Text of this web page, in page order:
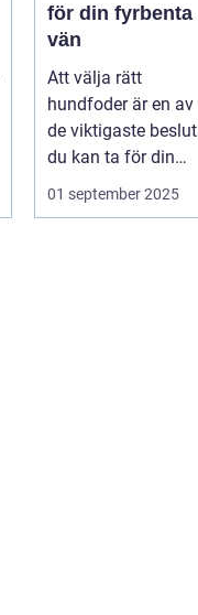
för din fyrbenta
vän
Att välja rätt
hundfoder är en av
de viktigaste beslut
du kan ta för din
hunds h...
01 september 2025